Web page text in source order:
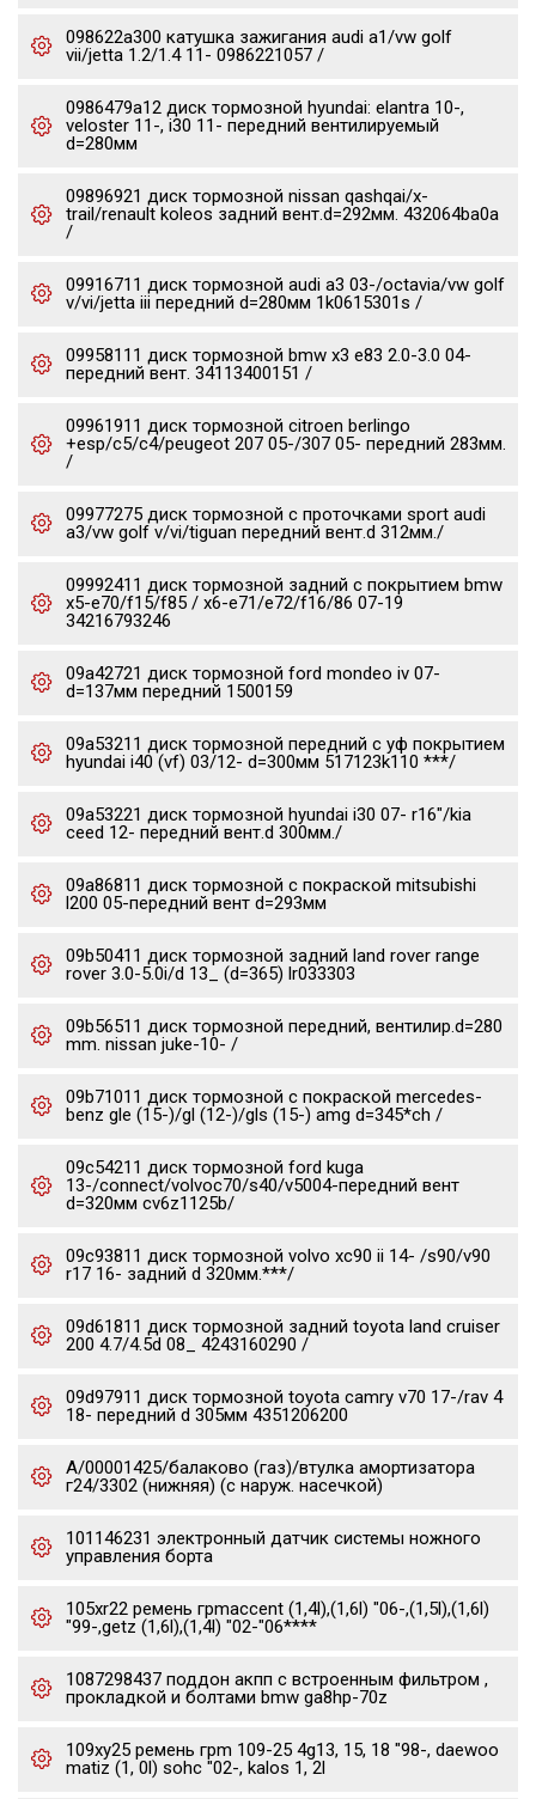
098622a300 катушка зажигания audi a1/vw golf
vii/jetta 1.2/1.4 11- 0986221057 /
0986479a12 диск тормозной hyundai: elantra 10-,
veloster 11-, i30 11- передний вентилируемый
d=280мм
09896921 диск тормозной nissan qashqai/x-
trail/renault koleos задний вент.d=292мм. 432064ba0a
/
09916711 диск тормозной audi a3 03-/octavia/vw golf
v/vi/jetta iii передний d=280мм 1k0615301s /
09958111 диск тормозной bmw x3 e83 2.0-3.0 04-
передний вент. 34113400151 /
09961911 диск тормозной citroen berlingo
+esp/c5/c4/peugeot 207 05-/307 05- передний 283мм.
/
09977275 диск тормозной c проточками sport audi
a3/vw golf v/vi/tiguan передний вент.d 312мм./
09992411 диск тормозной задний с покрытием bmw
x5-e70/f15/f85 / x6-e71/e72/f16/86 07-19
34216793246
09a42721 диск тормозной ford mondeo iv 07-
d=137мм передний 1500159
09a53211 диск тормозной передний с уф покрытием
hyundai i40 (vf) 03/12- d=300мм 517123k110 ***/
09a53221 диск тормозной hyundai i30 07- r16"/kia
ceed 12- передний вент.d 300мм./
09a86811 диск тормозной с покраской mitsubishi
l200 05-передний вент d=293мм
09b50411 диск тормозной задний land rover range
rover 3.0-5.0i/d 13_ (d=365) lr033303
09b56511 диск тормозной передний, вентилир.d=280
mm. nissan juke-10- /
09b71011 диск тормозной с покраской mercedes-
benz gle (15-)/gl (12-)/gls (15-) amg d=345*ch /
09c54211 диск тормозной ford kuga
13-/connect/volvoc70/s40/v5004-передний вент
d=320мм cv6z1125b/
09c93811 диск тормозной volvo xc90 ii 14- /s90/v90
r17 16- задний d 320мм.***/
09d61811 диск тормозной задний toyota land cruiser
200 4.7/4.5d 08_ 4243160290 /
09d97911 диск тормозной toyota camry v70 17-/rav 4
18- передний d 305мм 4351206200
А/00001425/балаково (газ)/втулка амортизатора
г24/3302 (нижняя) (с наруж. насечкой)
101146231 электронный датчик системы ножного
управления борта
105xr22 ремень грmaccent (1,4l),(1,6l) "06-,(1,5l),(1,6l)
"99-,getz (1,6l),(1,4l) "02-"06****
1087298437 поддон акпп с встроенным фильтром ,
прокладкой и болтами bmw ga8hp-70z
109xy25 ремень грm 109-25 4g13, 15, 18 "98-, daewoo
matiz (1, 0l) sohc "02-, kalos 1, 2l